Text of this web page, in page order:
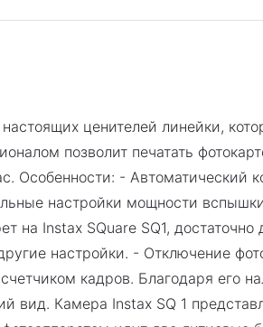
ценителей линейки,
позволит печатать
- Автоматический
настройки мощности
Instax SQuare SQ1,
настройки. - Отключение
кадров. Благодаря его
Камера Instax SQ 1